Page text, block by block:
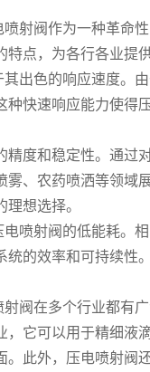
阀作为一种革命性
点，为各行各业提
色的响应速度。由
种快速响应能力使得
精度和稳定性。通过
雾、农药喷洒等领域
想选择。
射阀的低能耗。相
统的效率和可持续性
在多个行业都有广
，它可以用于精细液
。此外，压电喷射阀